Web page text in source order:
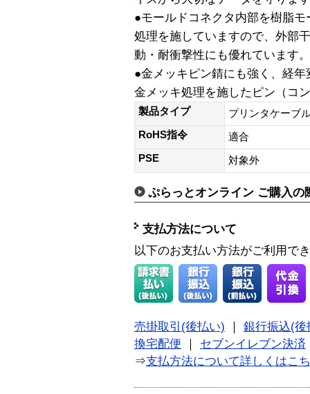
●モールドコネクタ内部を樹脂
処理を施していますので、外部
動・耐衝撃性にも優れています。
●金メッキピン錆にも強く、経
金メッキ処理を施したピン（コ
製品タイプ
プリンタケーブ
RoHS指令
適合
PSE
対象外
ぷらっとオンライン ご購入の
支払方法について
以下のお支払い方法がご利用で
売掛取引(後払い) ｜ 銀行振込(後
換宅配便 ｜ セブンイレブン決済
⇒支払方法について詳しくはこ